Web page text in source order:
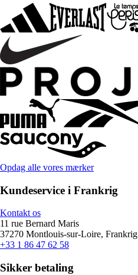
Opdag alle vores mærker
Kundeservice i Frankrig
Kontakt os
11 rue Bernard Maris
37270 Montlouis-sur-Loire, Frankrig
+33 1 86 47 62 58
Sikker betaling